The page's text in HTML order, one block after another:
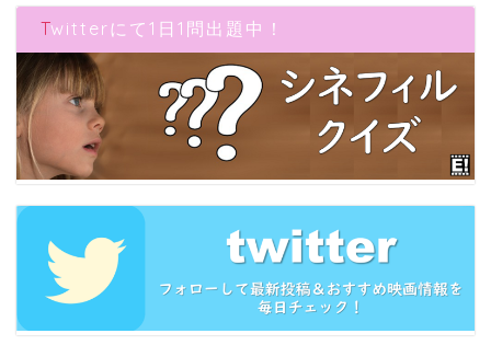
Twitterにて1日1問出題中！